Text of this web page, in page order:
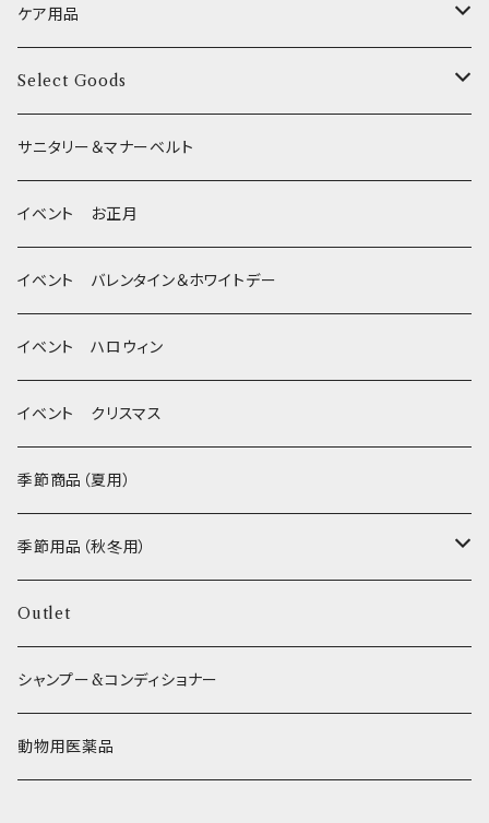
季節限定 バレンタイン&ホワイトデー
季節限定 夏
季節限定 ハロウィン
季節限定 クリスマス
Wonderful Kitchen / (旧)P-ball
MEAT
FISH
グルテンフリー！ _ DOG TREE
ヒマラヤチーズ！ _ loasis
わんのはな
エリール
O.C.Farm
サークル
サークルカバー
ケア用品
ブラシ類
デンタルケア
除菌・抗菌・消臭
耳
静電気防止スプレー
Select Goods
Bichon Frise
サニタリー＆マナーベルト
イベント お正月
イベント バレンタイン＆ホワイトデー
イベント ハロウィン
イベント クリスマス
季節商品（夏用）
季節用品（秋冬用）
ヒーター
Outlet
シャンプー&コンディショナー
動物用医薬品